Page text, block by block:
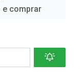
e comprar